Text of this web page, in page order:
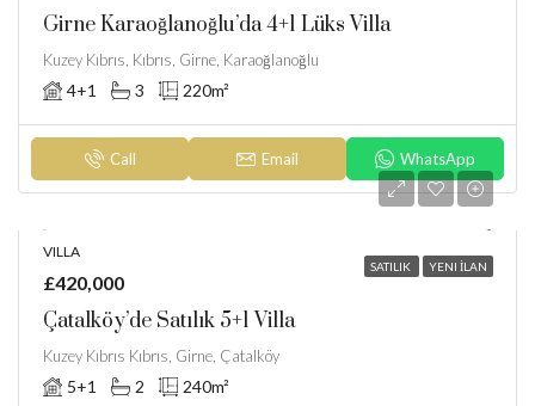
Girne Karaoğlanoğlu’da 4+1 Lüks Villa
Kuzey Kıbrıs, Kıbrıs, Girne, Karaoğlanoğlu
4+1 3 220m²
Call Email WhatsApp
SATILIK YENI İLAN
VILLA
£420,000
Çatalköy’de Satılık 5+1 Villa
Kuzey Kıbrıs Kıbrıs, Girne, Çatalköy
5+1 2 240m²